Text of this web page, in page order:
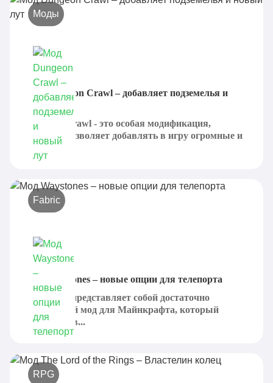
Моды
Мод Dungeon Crawl – добавляет подземелья и
новый лут
Dungeon Crawl - это особая модификация,
которые позволяет добавлять в игру огромные и
очень...
Fabric
Мод Waystones – новые опции для телепорта
Waystones представляет собой достаточно
интересный мод для Майнкрафта, который
добавляет в...
RPG